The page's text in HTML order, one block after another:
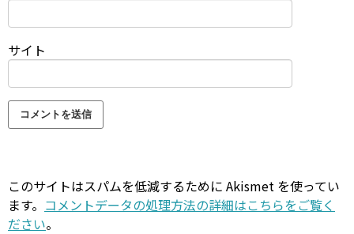
サイト
このサイトはスパムを低減するために Akismet を使ってい
ます。 コメントデータの処理方法の詳細はこちらをご覧く
ださい。